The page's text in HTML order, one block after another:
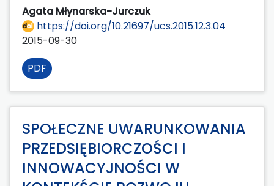
Agata Młynarska-Jurczuk
https://doi.org/10.21697/ucs.2015.12.3.04
2015-09-30
PDF
SPOŁECZNE UWARUNKOWANIA
PRZEDSIĘBIORCZOŚCI I
INNOWACYJNOŚCI W